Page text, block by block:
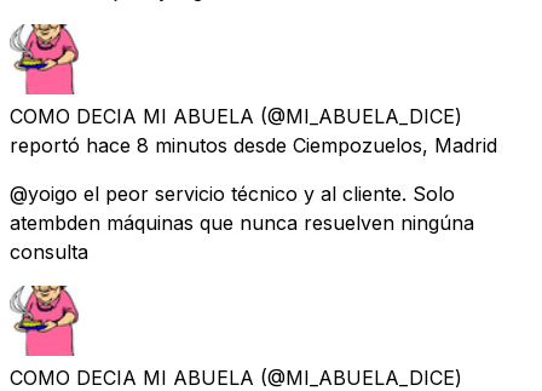
COMO DECIA MI ABUELA (@MI_ABUELA_DICE)
reportó hace 8 minutos desde Ciempozuelos, Madrid
@yoigo el peor servicio técnico y al cliente. Solo
atembden máquinas que nunca resuelven ningúna
consulta
COMO DECIA MI ABUELA (@MI_ABUELA_DICE)